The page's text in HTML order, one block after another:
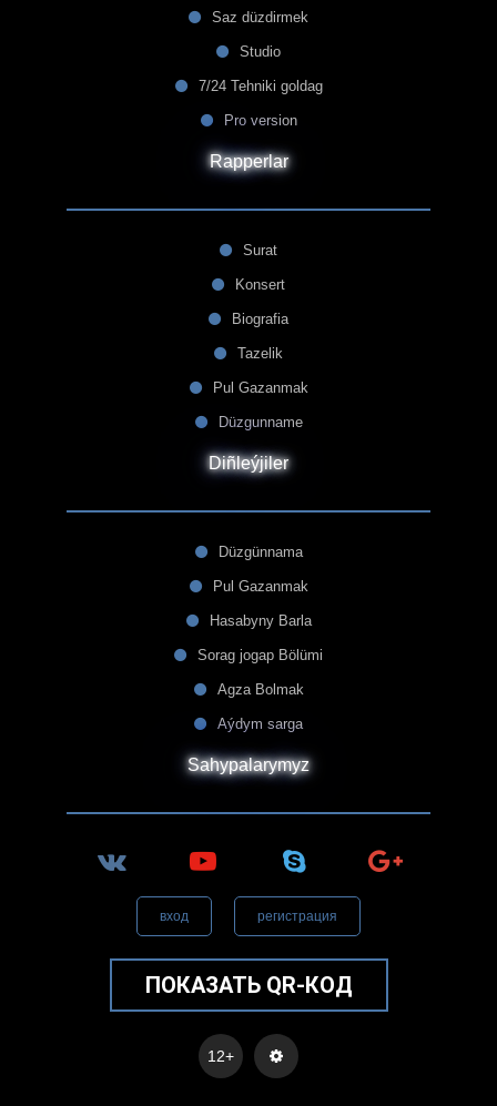
Saz düzdirmek
Studio
7/24 Tehniki goldag
Pro version
Rapperlar
Surat
Konsert
Biografia
Tazelik
Pul Gazanmak
Düzgunname
Diñleýjiler
Düzgünnama
Pul Gazanmak
Hasabyny Barla
Sorag jogap Bölümi
Agza Bolmak
Aýdym sarga
Sahypalarymyz
вход регистрация
ПОКАЗАТЬ QR-КОД
12+